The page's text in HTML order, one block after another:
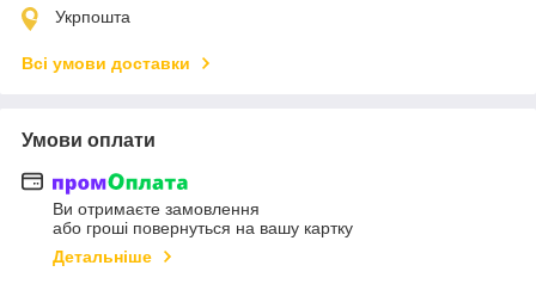
Укрпошта
Всі умови доставки
Умови оплати
Ви отримаєте замовлення
або гроші повернуться на вашу картку
Детальніше